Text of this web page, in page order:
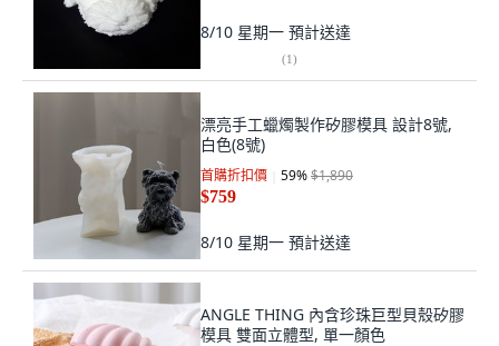
8/10 星期一 預計送達
(1)
漂亮手工蠟燭製作矽膠模具 設計8號,
白色(8號)
首購折扣價 59%$1,890
$759
8/10 星期一 預計送達
ANGLE THING 內含珍珠巨型貝殼矽膠
模具 雙面立體型, 單一顏色